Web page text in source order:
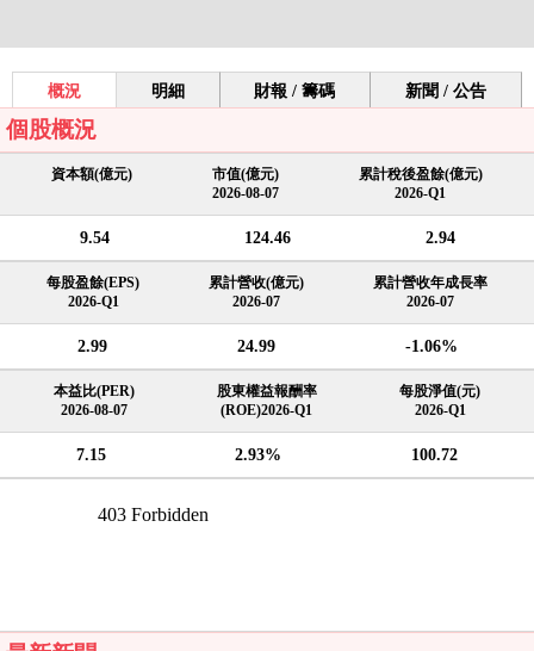
概況 明細 財報 / 籌碼 新聞 / 公告
個股概況
資本額(億元)
市值(億元)
2026-08-07
累計稅後盈餘(億元)
2026-Q1
9.54 124.46 2.94
每股盈餘(EPS)
2026-Q1
累計營收(億元)
2026-07
累計營收年成長率
2026-07
2.99 24.99 -1.06%
本益比(PER)
2026-08-07
股東權益報酬率
(ROE)2026-Q1
每股淨值(元)
2026-Q1
7.15 2.93% 100.72